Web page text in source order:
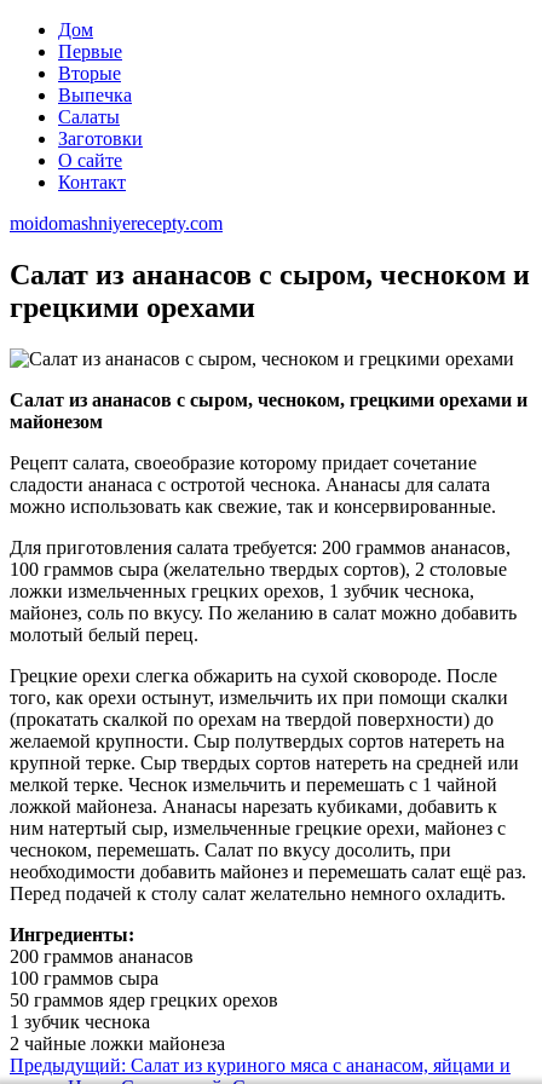
Дом
Первые
Вторые
Выпечка
Салаты
Заготовки
О сайте
Контакт
moidomashniyerecepty.com
Салат из ананасов с сыром, чесноком и
грецкими орехами
Салат из ананасов с сыром, чесноком, грецкими орехами и
майонезом
Рецепт салата, своеобразие которому придает сочетание
сладости ананаса с остротой чеснока. Ананасы для салата
можно использовать как свежие, так и консервированные.
Для приготовления салата требуется: 200 граммов ананасов,
100 граммов сыра (желательно твердых сортов), 2 столовые
ложки измельченных грецких орехов, 1 зубчик чеснока,
майонез, соль по вкусу. По желанию в салат можно добавить
молотый белый перец.
Грецкие орехи слегка обжарить на сухой сковороде. После
того, как орехи остынут, измельчить их при помощи скалки
(прокатать скалкой по орехам на твердой поверхности) до
желаемой крупности. Сыр полутвердых сортов натереть на
крупной терке. Сыр твердых сортов натереть на средней или
мелкой терке. Чеснок измельчить и перемешать с 1 чайной
ложкой майонеза. Ананасы нарезать кубиками, добавить к
ним натертый сыр, измельченные грецкие орехи, майонез с
чесноком, перемешать. Салат по вкусу досолить, при
необходимости добавить майонез и перемешать салат ещё раз.
Перед подачей к столу салат желательно немного охладить.
Ингредиенты:
200 граммов ананасов
100 граммов сыра
50 граммов ядер грецких орехов
1 зубчик чеснока
2 чайные ложки майонеза
Предыдущий: Салат из куриного мяса с ананасом, яйцами и